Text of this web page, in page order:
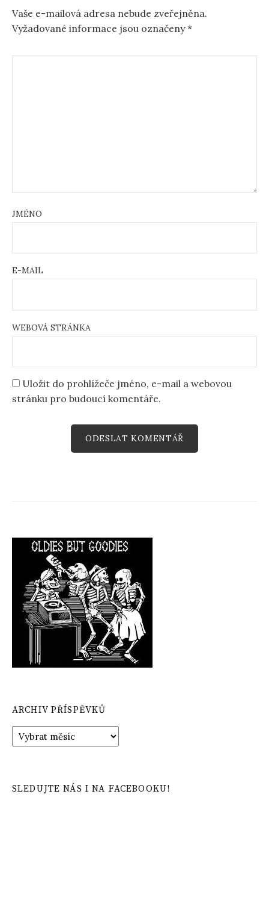
Vaše e-mailová adresa nebude zveřejněna.
Vyžadované informace jsou označeny*
JMÉNO
E-MAIL
WEBOVÁ STRÁNKA
Uložit do prohlížeče jméno, e-mail a webovou
stránku pro budoucí komentáře.
ARCHIV PŘÍSPĚVKŮ
Archiv
příspěvků
SLEDUJTE NÁS I NA FACEBOOKU!